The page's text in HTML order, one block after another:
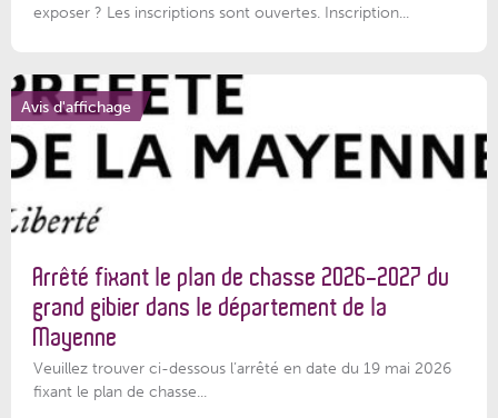
exposer ? Les inscriptions sont ouvertes. Inscription...
Avis d'affichage
Arrêté fixant le plan de chasse 2026-2027 du
grand gibier dans le département de la
Mayenne
Veuillez trouver ci-dessous l’arrêté en date du 19 mai 2026
fixant le plan de chasse...